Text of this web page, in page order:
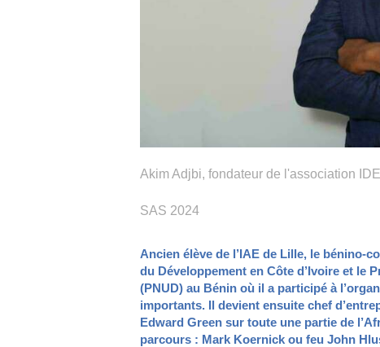
Akim Adjbi, fondateur de l'association
SAS 2024
Ancien élève de l’IAE de Lille, le bénino-
du Développement en Côte d’Ivoire et le
(PNUD) au Bénin où il a participé à
importants. Il devient ensuite chef
Edward Green sur toute une partie de
parcours : Mark Koernick ou feu John